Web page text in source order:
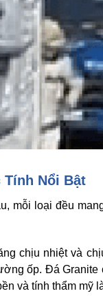
Tính Nổi Bật
mỗi loại đều
chịu nhiệt và
ốp. Đá
và tính thẩm mỹ